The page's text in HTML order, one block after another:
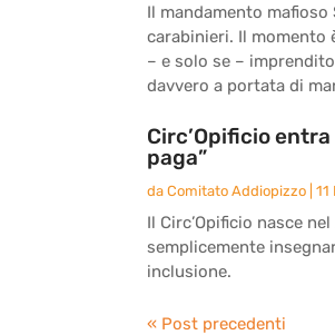
Il mandamento
carabinieri. Il momento
– e solo se –
davvero a portata di
Circ’Opificio
paga”
da Comitato Addiopizzo 11
Il Circ’Opificio nasce
semplicemente
inclusione.
« Post precedenti